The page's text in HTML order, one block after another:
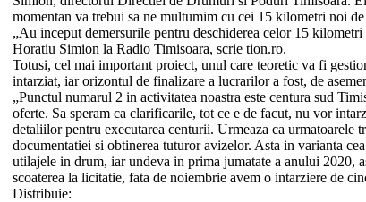
momentan va trebui sa ne multumim cu cei 15 kilometri noi
„Au inceput demersurile pentru deschiderea celor 15
Horatiu Simion la Radio Timisoara, scrie tion.ro.
Totusi, cel mai important proiect, unul care teoretic va fi
intarziat, iar orizontul de finalizare a lucrarilor a fost, de
„Punctul numarul 2 in activitatea noastra este centura sud
oferte. Sa speram ca clarificarile, tot ce e de facut, nu vor
detaliilor pentru executarea centurii. Urmeaza ca
documentatiei si obtinerea tuturor avizelor. Asta in varianta
utilajele in drum, iar undeva in prima jumatate a anului 2020,
scoaterea la licitatie, fata de noiembrie avem o intarziere de
Distribuie: